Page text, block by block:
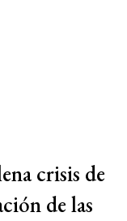
crisis de
de las